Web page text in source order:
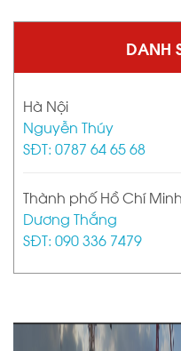
DANH
Hà Nội
Nguyễn Thúy
SĐT: 0787 64 65 68
Thành phố Hồ Chí Minh
Dương Thắng
SĐT: 090 336 7479